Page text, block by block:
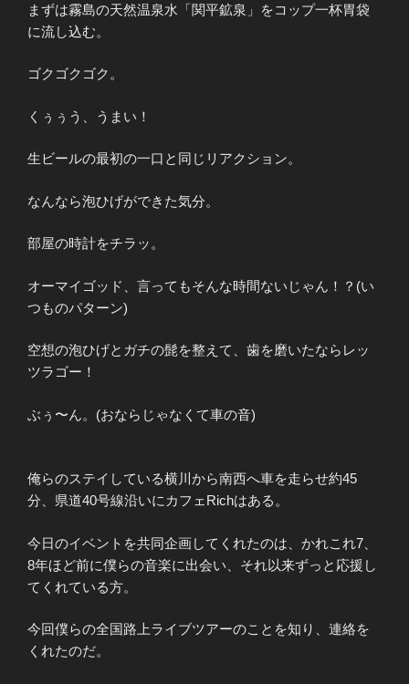
まずは霧島の天然温泉水「関平鉱泉」をコップ一杯胃袋
に流し込む。
ゴクゴクゴク。
くぅぅう、うまい！
生ビールの最初の一口と同じリアクション。
なんなら泡ひげができた気分。
部屋の時計をチラッ。
オーマイゴッド、言ってもそんな時間ないじゃん！？(い
つものパターン)
空想の泡ひげとガチの髭を整えて、歯を磨いたならレッ
ツラゴー！
ぶぅ〜ん。(おならじゃなくて車の音)
俺らのステイしている横川から南西へ車を走らせ約45
分、県道40号線沿いにカフェRichはある。
今日のイベントを共同企画してくれたのは、かれこれ7、
8年ほど前に僕らの音楽に出会い、それ以来ずっと応援し
てくれている方。
今回僕らの全国路上ライブツアーのことを知り、連絡を
くれたのだ。